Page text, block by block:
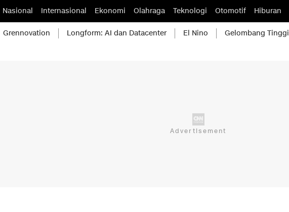
Nasional Internasional Ekonomi Olahraga Teknologi Otomotif Hiburan
Grennovation Longform: AI dan Datacenter El Nino Gelombang Tinggi